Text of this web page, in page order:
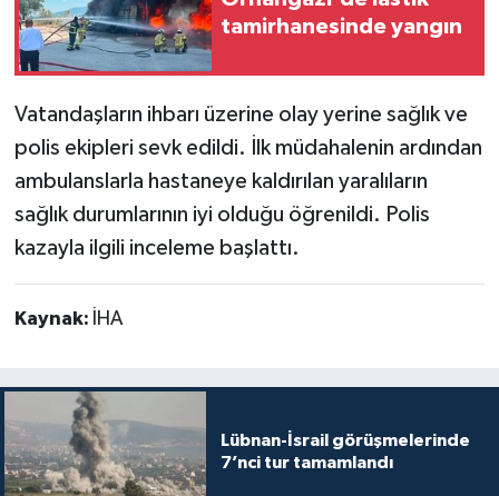
tamirhanesinde yangın
Vatandaşların ihbarı üzerine olay yerine sağlık ve
polis ekipleri sevk edildi. İlk müdahalenin ardından
ambulanslarla hastaneye kaldırılan yaralıların
sağlık durumlarının iyi olduğu öğrenildi. Polis
kazayla ilgili inceleme başlattı.
Kaynak: İHA
Lübnan-İsrail görüşmelerinde
7’nci tur tamamlandı